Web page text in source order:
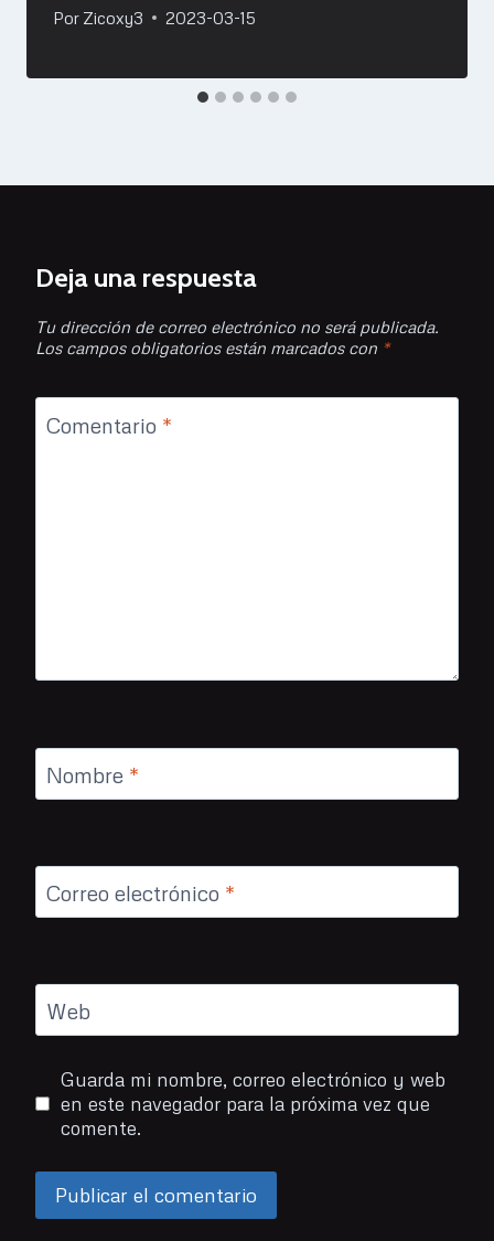
Por Zicoxy3 2023-03-15
Deja una respuesta
Tu dirección de correo electrónico no será publicada.
Los campos obligatorios están marcados con *
Comentario *
Nombre *
Correo electrónico *
Web
Guarda mi nombre, correo electrónico y web
en este navegador para la próxima vez que
comente.